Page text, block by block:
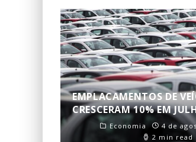
EMPLACAMENTOS DE
CRESCERAM 10% EM
Economia
4 de
2 min read